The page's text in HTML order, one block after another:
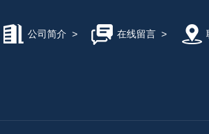
公司简介 > 在线留言>